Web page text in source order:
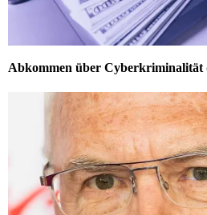
Abkommen über Cyberkriminalität